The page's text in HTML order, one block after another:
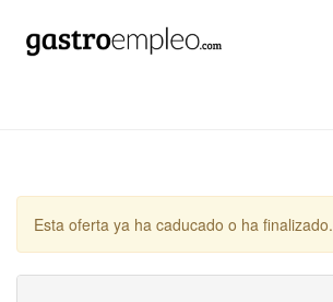
Esta oferta ya ha caducado o ha finalizado.